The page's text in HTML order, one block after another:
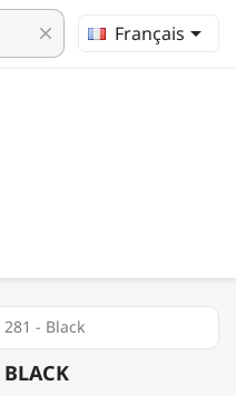
clear Français
- Black